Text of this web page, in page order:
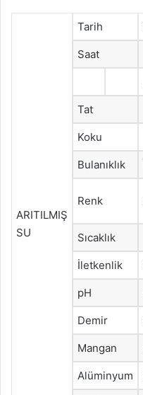
ARITILMIŞ
SU
Tarih
Saat
Tat
Koku
Bulanıklık
Renk
Sıcaklık
İletkenlik
pH
Demir
Mangan
Alüminyum